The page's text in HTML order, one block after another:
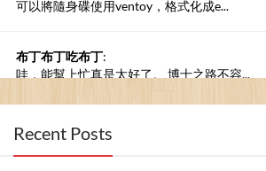
可以將隨身碟使用ventoy，格式化成e...
布丁布丁吃布丁:
哇，能幫上忙真是太好了。 博士之路不容...
Anonymous
過了將近十年，此篇文章還是很受用，非常感...
Recent Posts